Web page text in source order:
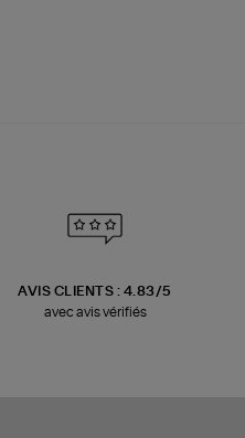
AVIS CLIENTS : 4.83/5
avec avis vérifiés